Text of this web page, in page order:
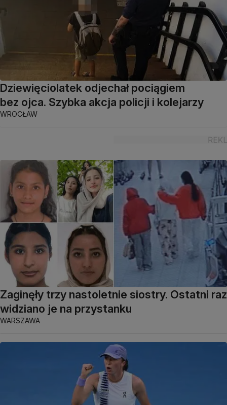
Dziewięciolatek odjechał pociągiem
bez ojca. Szybka akcja policji i kolejarzy
WROCŁAW
Zaginęły trzy nastoletnie siostry. Ostatni raz
widziano je na przystanku
WARSZAWA